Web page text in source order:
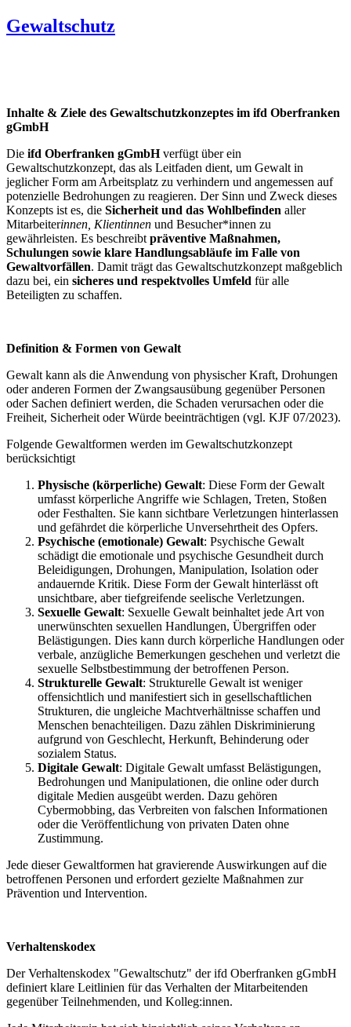
Gewaltschutz
Inhalte & Ziele des Gewaltschutzkonzeptes im ifd Oberfranken
gGmbH
Die ifd Oberfranken gGmbHverfügt über ein
Gewaltschutzkonzept, das als Leitfaden dient, um Gewalt in
jeglicher Form am Arbeitsplatz zu verhindern und angemessen auf
potenzielle Bedrohungen zu reagieren. Der Sinn und Zweck dieses
Konzepts ist es, die Sicherheit und das Wohlbefinden aller
Mitarbeiterinnen, Klientinnen und Besucher*innen zu
gewährleisten. Es beschreibt präventive Maßnahmen,
Schulungen sowie klare Handlungsabläufe im Falle von
Gewaltvorfällen. Damit trägt das Gewaltschutzkonzept maßgeblich
dazu bei, ein sicheres und respektvolles Umfeld für alle
Beteiligten zu schaffen.
Definition & Formen von Gewalt
Gewalt kann als die Anwendung von physischer Kraft, Drohungen
oder anderen Formen der Zwangsausübung gegenüber Personen
oder Sachen definiert werden, die Schaden verursachen oder die
Freiheit, Sicherheit oder Würde beeinträchtigen (vgl. KJF 07/2023).
Folgende Gewaltformen werden im Gewaltschutzkonzept
berücksichtigt
Physische (körperliche) Gewalt: Diese Form der Gewalt
umfasst körperliche Angriffe wie Schlagen, Treten, Stoßen
oder Festhalten. Sie kann sichtbare Verletzungen hinterlassen
und gefährdet die körperliche Unversehrtheit des Opfers.
Psychische (emotionale) Gewalt: Psychische Gewalt
schädigt die emotionale und psychische Gesundheit durch
Beleidigungen, Drohungen, Manipulation, Isolation oder
andauernde Kritik. Diese Form der Gewalt hinterlässt oft
unsichtbare, aber tiefgreifende seelische Verletzungen.
Sexuelle Gewalt: Sexuelle Gewalt beinhaltet jede Art von
unerwünschten sexuellen Handlungen, Übergriffen oder
Belästigungen. Dies kann durch körperliche Handlungen oder
verbale, anzügliche Bemerkungen geschehen und verletzt die
sexuelle Selbstbestimmung der betroffenen Person.
Strukturelle Gewalt: Strukturelle Gewalt ist weniger
offensichtlich und manifestiert sich in gesellschaftlichen
Strukturen, die ungleiche Machtverhältnisse schaffen und
Menschen benachteiligen. Dazu zählen Diskriminierung
aufgrund von Geschlecht, Herkunft, Behinderung oder
sozialem Status.
Digitale Gewalt: Digitale Gewalt umfasst Belästigungen,
Bedrohungen und Manipulationen, die online oder durch
digitale Medien ausgeübt werden. Dazu gehören
Cybermobbing, das Verbreiten von falschen Informationen
oder die Veröffentlichung von privaten Daten ohne
Zustimmung.
Jede dieser Gewaltformen hat gravierende Auswirkungen auf die
betroffenen Personen und erfordert gezielte Maßnahmen zur
Prävention und Intervention.
Verhaltenskodex
Der Verhaltenskodex "Gewaltschutz" der ifd Oberfranken gGmbH
definiert klare Leitlinien für das Verhalten der Mitarbeitenden
gegenüber Teilnehmenden, und Kolleg:innen.